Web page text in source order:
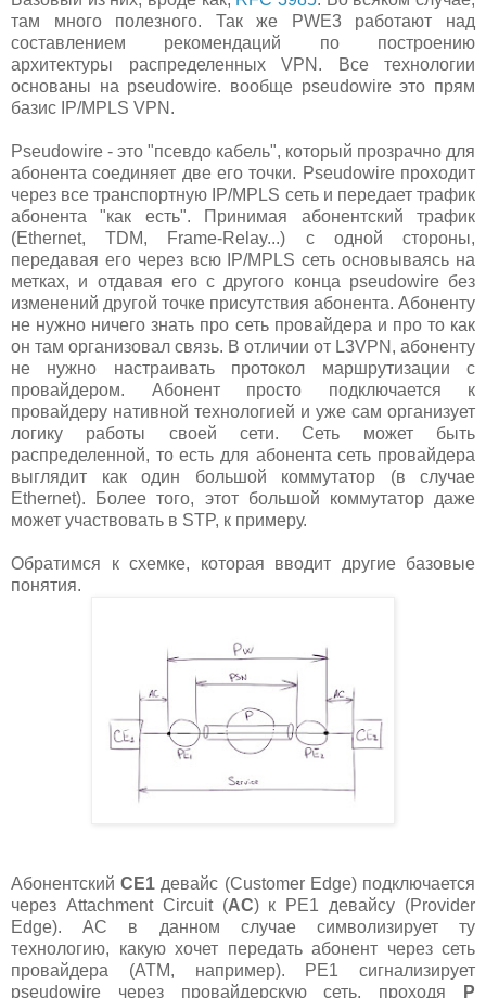
там много полезного. Так же PWE3 работают над
составлением рекомендаций по построению
архитектуры распределенных VPN. Все технологии
основаны на pseudowire. вообще pseudowire это прям
базис IP/MPLS VPN.
Pseudowire - это "псевдо кабель", который прозрачно для
абонента соединяет две его точки. Pseudowire проходит
через все транспортную IP/MPLS сеть и передает трафик
абонента "как есть". Принимая абонентский трафик
(Ethernet, TDM, Frame-Relay...) с одной стороны,
передавая его через всю IP/MPLS сеть основываясь на
метках, и отдавая его с другого конца pseudowire без
изменений другой точке присутствия абонента. Абоненту
не нужно ничего знать про сеть провайдера и про то как
он там организовал связь. В отличии от L3VPN, абоненту
не нужно настраивать протокол маршрутизации с
провайдером. Абонент просто подключается к
провайдеру нативной технологией и уже сам организует
логику работы своей сети. Сеть может быть
распределенной, то есть для абонента сеть провайдера
выглядит как один большой коммутатор (в случае
Ethernet). Более того, этот большой коммутатор даже
может участвовать в STP, к примеру.
Обратимся к схемке, которая вводит другие базовые
понятия.
АбонентскийCE1 девайс (Customer Edge) подключается
через Attachment Circuit (AC) к PE1 девайсу (Provider
Edge). AC в данном случае символизирует ту
технологию, какую хочет передать абонент через сеть
провайдера (ATM, например). PE1 сигнализирует
pseudowire через провайдерскую сеть, проходя
P